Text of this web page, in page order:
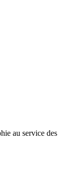
au service des